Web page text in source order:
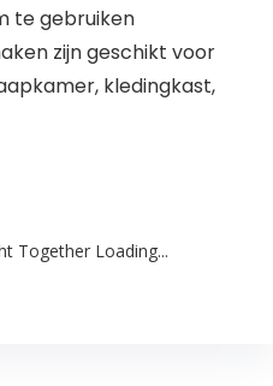
te gebruiken
zijn geschikt voor
kledingkast,
Together Loading...